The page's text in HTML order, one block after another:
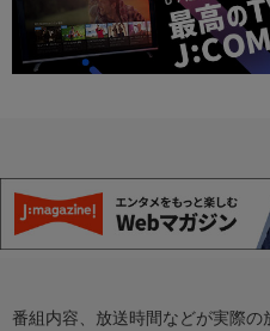
番組内容、放送時間などが実際